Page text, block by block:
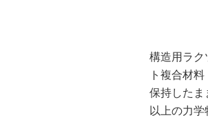
構造用ラク
ト複合材
保持したま
以上の力